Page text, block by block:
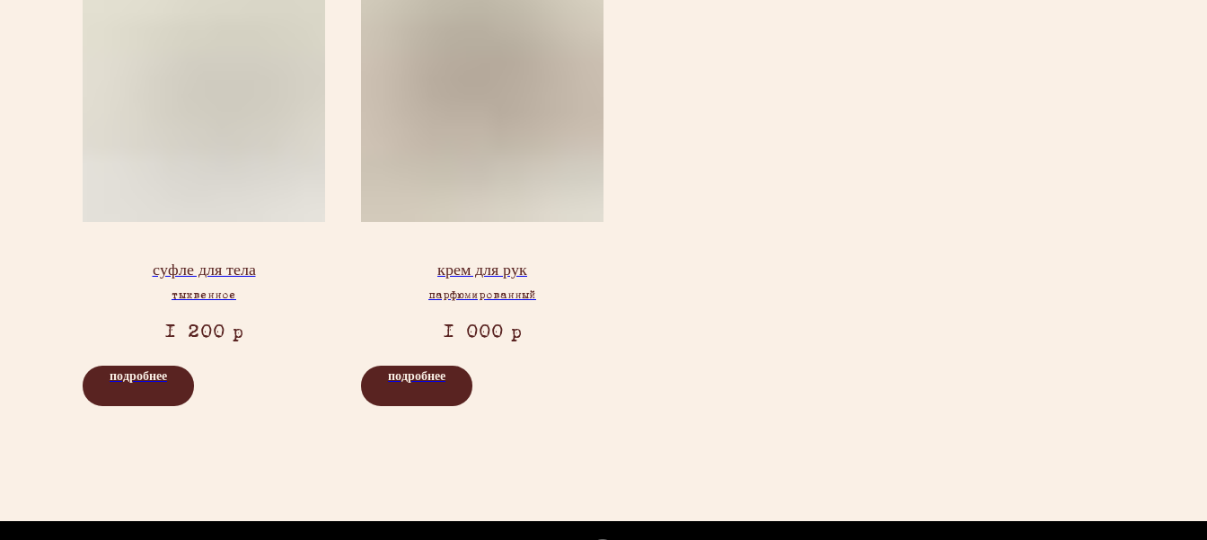
суфле для тела
тыквенное
1 200 р
подробнее
крем для рук
парфюмированный
1 000 р
подробнее